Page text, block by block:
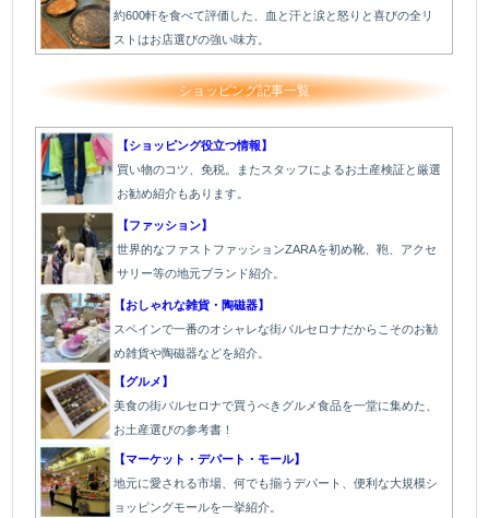
約600軒を食べて評価した、血と汗と涙と怒りと喜びの全リ
ストはお店選びの強い味方。
ショッピング記事一覧
【ショッピング役立つ情報】
買い物のコツ、免税。またスタッフによるお土産検証と厳選
お勧め紹介もあります。
【ファッション】
世界的なファストファッションZARAを初め靴、鞄、アクセ
サリー等の地元ブランド紹介。
【おしゃれな雑貨・陶磁器】
スペインで一番のオシャレな街バルセロナだからこそのお勧
め雑貨や陶磁器などを紹介。
【グルメ】
美食の街バルセロナで買うべきグルメ食品を一堂に集めた、
お土産選びの参考書！
【マーケット・デパート・モール】
地元に愛される市場、何でも揃うデパート、便利な大規模シ
ョッピングモールを一挙紹介。